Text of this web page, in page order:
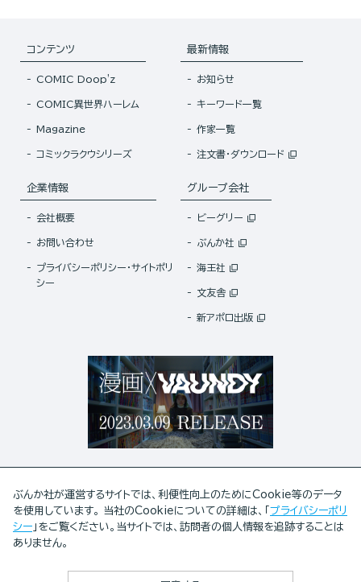
コンテンツ
COMIC Doop'z
COMIC異世界ハーレム
Magazine
コミックラクウシリーズ
最新情報
お知らせ
キーワード一覧
作家一覧
注文書・ダウンロード
企業情報
会社概要
お問い合わせ
プライバシーポリシー・サイトポリ
シー
グループ会社
ビーグリー
ぶんか社
海王社
文友舎
新アポロ出版
ABJマークは、この電子書店・電子書籍配信サービスが、著作権者からコンテンツ使用許諾を
得た正規版配信サービスであることを示す登録商標(登録番号 第6091713号)です。
https://aebs.or.jp/
ぶんか社が運営するサイトでは、利便性向上のためにCookie等のデータ
を使用しています。 当社のCookieについての詳細は、「 プライバシーポリ
シー 」をご覧ください。当サイトでは、訪問者の個人情報を追跡することは
ありません。